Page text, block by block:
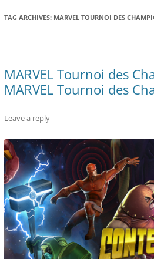
TAG ARCHIVES: MARVEL TOURNOI DES
MARVEL Tournoi des
MARVEL Tournoi des
Leave a reply